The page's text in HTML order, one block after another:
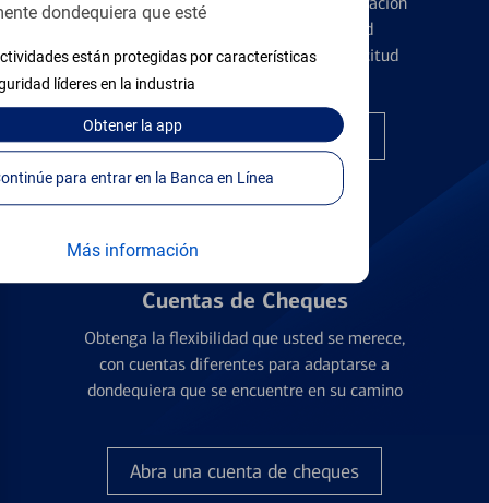
dondequiera que esté
están protegidas por características
líderes en la industria
Obtenerla app
Continúe para entrar en la Banca en Línea
Más información
de tarjetas de crédito y la identidad
financiera antes de presentar una solicitud
Encuentre la tarjeta correcta
Cuentas de Cheques
Obtenga la flexibilidad que usted se merece,
con cuentas diferentes para adaptarse a
dondequiera que se encuentre en su camino
Abra una cuenta de cheques